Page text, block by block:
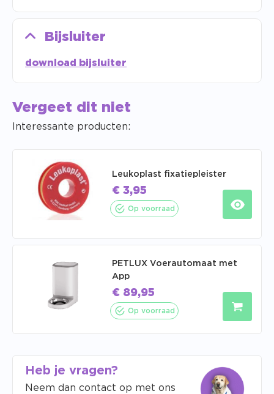
Bijsluiter
download bijsluiter
Vergeet dit niet
Interessante producten:
Leukoplast fixatiepleister
€ 3,95
Op voorraad
PETLUX Voerautomaat met
App
€ 89,95
Op voorraad
Heb je vragen?
Neem dan contact op met ons